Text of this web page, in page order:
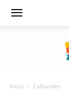
Diario
Inicio Culturales